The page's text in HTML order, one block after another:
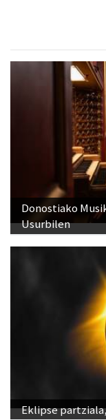
Donostiako
Usurbilen
Eklipse